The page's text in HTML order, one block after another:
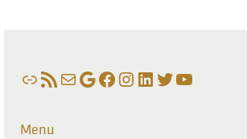
LienFlux RSSE-mailGoogle
Facebook
Instagram
LinkedIn
Twitter
YouTube
Menu